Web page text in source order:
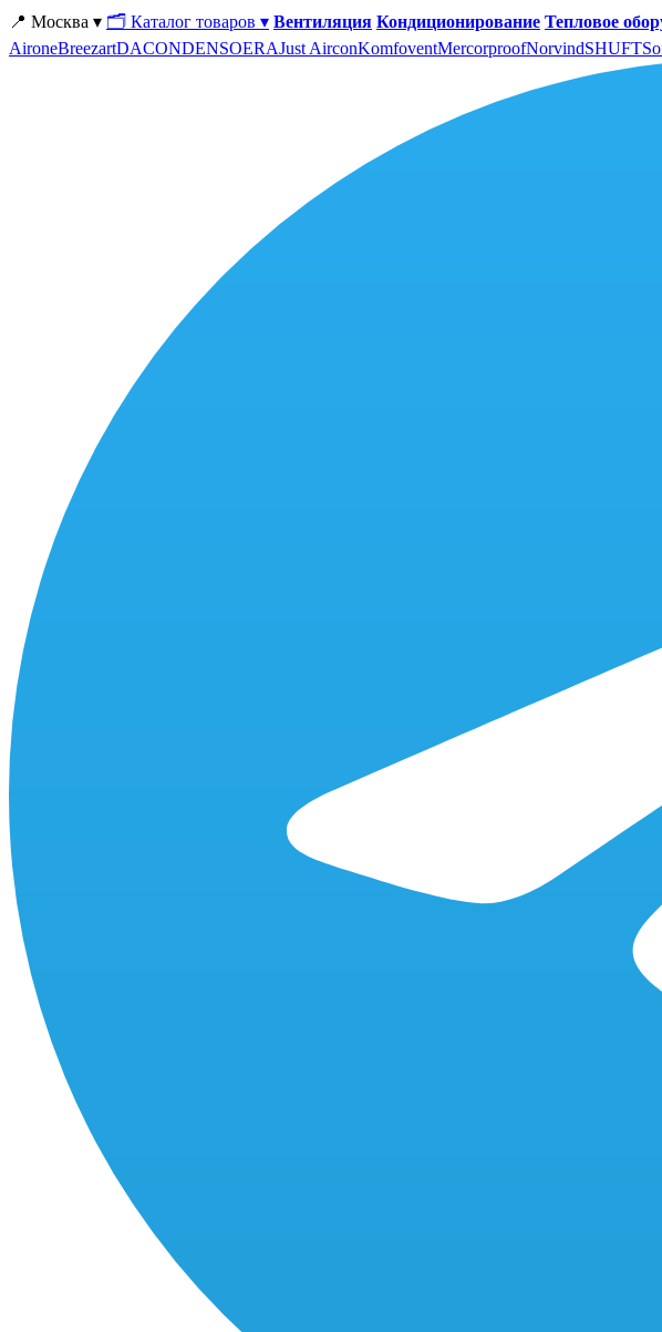
📍 Москва ▾ 🗂 Каталог товаров ▾ Вентиляция Кондиционирование Тепловое
AironeBreezartDACONDENSOERAJust AirconKomfoventMercorproofNorvindSHUFT